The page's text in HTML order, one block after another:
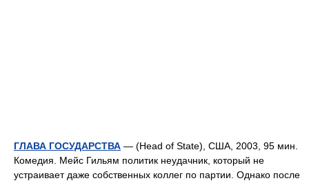
ГЛАВА ГОСУДАРСТВА — (Head of State), США, 2003, 95 мин.
Комедия. Мейс Гильям политик неудачник, который не
устраивает даже собственных коллег по партии. Однако после